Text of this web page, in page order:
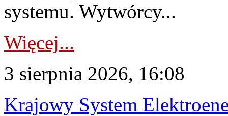
systemu. Wytwórcy...
Więcej...
3 sierpnia 2026, 16:08
Krajowy System